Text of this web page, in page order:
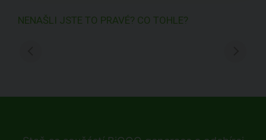
NENAŠLI JSTE TO PRAVÉ? CO TOHLE?